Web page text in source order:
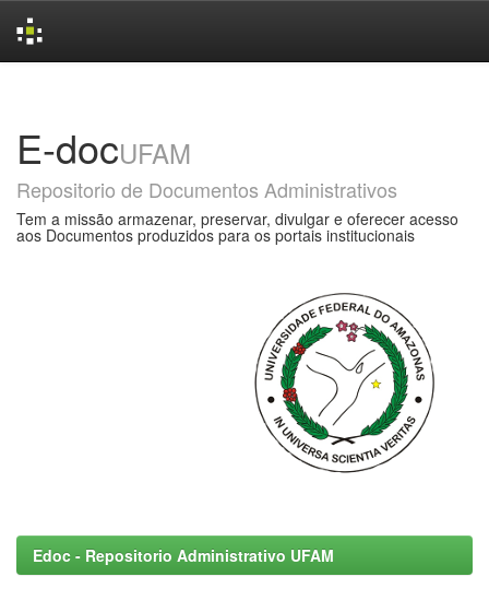
E-docUFAM
Repositorio de Documentos Administrativos
Tem a missão armazenar, preservar, divulgar e oferecer acesso
aos Documentos produzidos para os portais institucionais
Edoc - Repositorio Administrativo UFAM